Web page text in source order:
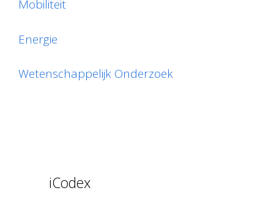
Mobiliteit
Energie
Wetenschappelijk Onderzoek
iCodex